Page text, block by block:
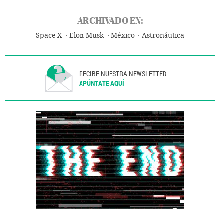
ARCHIVADO EN:
Space X Elon Musk México Astronáutica
RECIBE NUESTRA NEWSLETTER
APÚNTATE AQUÍ